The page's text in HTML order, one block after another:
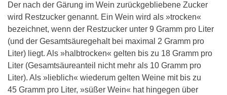
Der nach der Gärung im Wein zurückgebliebene Zucker
wird Restzucker genannt. Ein Wein wird als »trocken«
bezeichnet, wenn der Restzucker unter 9 Gramm pro Liter
(und der Gesamtsäuregehalt bei maximal 2 Gramm pro
Liter) liegt. Als »halbtrocken« gelten bis zu 18 Gramm pro
Liter (Gesamtsäureanteil nicht mehr als 10 Gramm pro
Liter). Als »lieblich« wiederum gelten Weine mit bis zu
45 Gramm pro Liter, »süßer Wein« hat hingegen über